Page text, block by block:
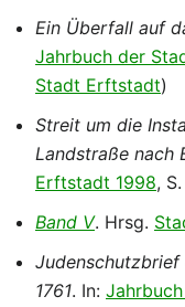
Ein Überfall auf
Jahrbuch der
Stadt Erftstadt)
Streit um die
Landstraße nach
Erftstadt 1998,
Band V. Hrsg.
1761. In: